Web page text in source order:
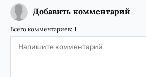
Добавить комментарий
Всего комментариев: 1